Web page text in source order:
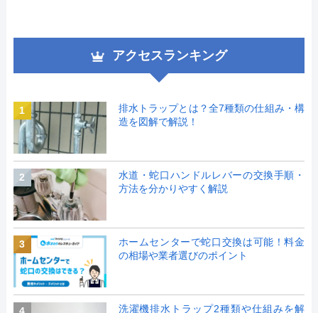
アクセスランキング
1
排水トラップとは？全7種類の仕組み・構
造を図解で解説！
2
水道・蛇口ハンドルレバーの交換手順・
方法を分かりやすく解説
3
ホームセンターで蛇口交換は可能！料金
の相場や業者選びのポイント
洗濯機排水トラップ2種類や仕組みを解